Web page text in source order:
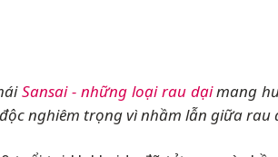
Sansai - những loại rau dạimang
nghiêm trọng vì nhầm lẫn giữa